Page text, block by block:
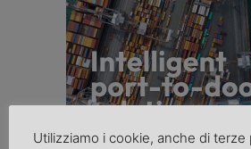
Utilizziamo i cookie, anche di terze